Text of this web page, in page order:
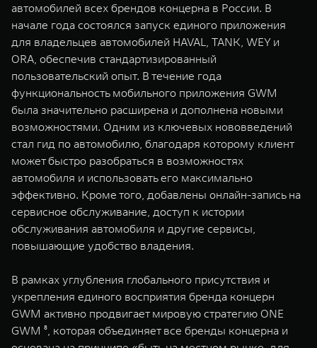
автомобилей всех брендов концерна в России. В
начале года состоялся запуск единого приложения
для владельцев автомобилей HAVAL, TANK, WEY и
ORA, обеспечив стандартизированный
пользовательский опыт. В течение года
функциональность мобильного приложения GWM
была значительно расширена и дополнена новыми
возможностями. Одним из ключевых нововведений
стал гид по автомобилю, благодаря которому клиент
может быстро разобраться в возможностях
автомобиля и использовать его максимально
эффективно. Кроме того, добавлены онлайн-запись на
сервисное обслуживание, доступ к истории
обслуживания автомобиля и другие сервисы,
повышающие удобство владения.
В рамках углубления глобального присутствия и
укрепления единого восприятия бренда концерн
GWM активно продвигает мировую стратегию ONE
GWM ⁸, которая объединяет все бренды концерна и